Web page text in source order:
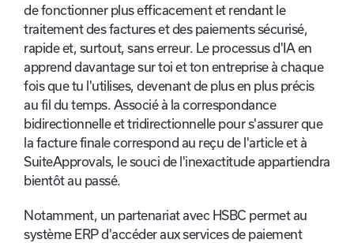
de fonctionner plus efficacement et rendant le
traitement des factures et des paiements sécurisé,
rapide et, surtout, sans erreur. Le processus d'IA en
apprend davantage sur toi et ton entreprise à chaque
fois que tu l'utilises, devenant de plus en plus précis
au fil du temps. Associé à la correspondance
bidirectionnelle et tridirectionnelle pour s'assurer que
la facture finale correspond au reçu de l'article et à
SuiteApprovals, le souci de l'inexactitude appartiendra
bientôt au passé.
Notamment, un partenariat avec HSBC permet au
système ERP d'accéder aux services de paiement